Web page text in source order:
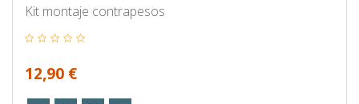
Kit montaje contrapesos
12,90 €